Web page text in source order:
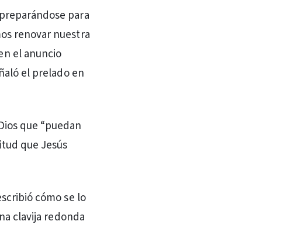
para
renovar nuestra
el anuncio
el prelado en
que “puedan
que Jesús
cómo se lo
clavija redonda